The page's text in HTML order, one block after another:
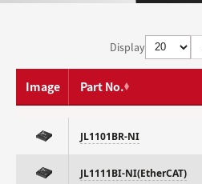
Display
Image Part No.
JL1101BR-NI
JL1111BI-NI(EtherCAT)